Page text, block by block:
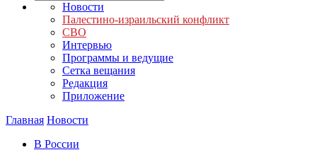
Новости
Палестино-израильский конфликт
СВО
Интервью
Программы и ведущие
Сетка вещания
Редакция
Приложение
Главная Новости
В России